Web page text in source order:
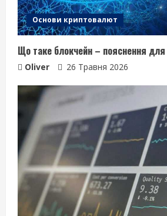
Основи криптовалют
Що таке блокчейн – пояснення для
Oliver 26 Травня 2026